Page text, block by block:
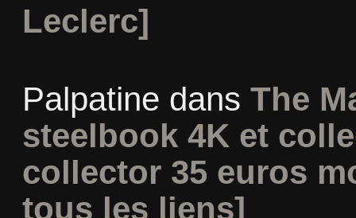
Leclerc]
Palpatine dans The
steelbook 4K et
collector 35 euros
tous les liens]